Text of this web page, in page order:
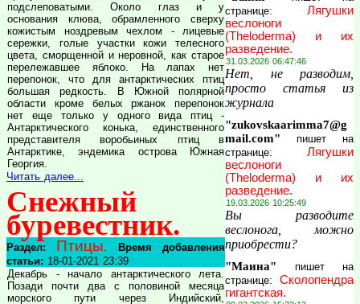
подслеповатыми. Около глаз и у
основания клюва, обрамленного сверху
кожистым ноздревым чехлом - лицевые
сережки, голые участки кожи телесного
цвета, сморщенной и неровной, как старое
перележавшее яблоко. На лапах нет
перепонок, что для антарктических птиц
большая редкость. В Южной полярной
области кроме белых ржанок перепонок
нет еще только у одного вида птиц -
Антарктического конька, единственного
представителя воробьиных птиц в
Антарктике, эндемика острова Южная
Георгия.
Читать далее...
Снежный
буревестник.
Раздел: Птицы
Время добавления
статьи: 18-01-2021 23:39
Декабрь - начало антарктического лета.
Позади почти два с половиной месяца
морского пути через Индийский,
странице: Лягушки
веслоноги
(Theloderma) и их
разведение.
31.03.2026 06:47:46
Нет, не разводим,
просто статья из
журнала
"zukovskaarimma7@g
mail.com" пишет на
странице: Лягушки
веслоноги
(Theloderma) и их
разведение.
19.03.2026 10:25:49
Вы разводите
веслонога, можно
приобрести?
"Маина" пишет на
странице: Сколопендра
гигантская.